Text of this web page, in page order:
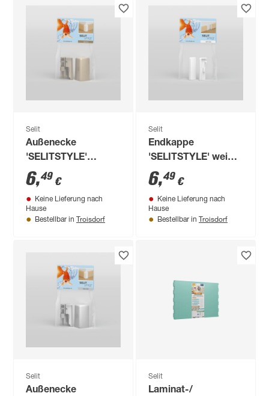
Selit
Außenecke
'SELITSTYLE'
cappuccino 2 Stück
6,49 €
Keine Lieferung nach
Hause
Bestellbar in Troisdorf
Selit
Endkappe
'SELITSTYLE' weiß 2
Stück
6,49 €
Keine Lieferung nach
Hause
Bestellbar in Troisdorf
Selit
Außenecke
Selit
Laminat-/